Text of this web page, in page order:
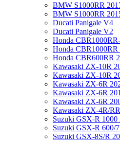
BMW S1000RR
BMW S1000RR
Ducati Panigale V4
Ducati Panigale V2
Honda
Honda CBR1000RR
Honda CBR600RR
Kawasaki ZX-10R
Kawasaki ZX-10R
Kawasaki ZX-6R
Kawasaki ZX-6R
Kawasaki ZX-6R
Kawasaki ZX-4R/
Suzuki GSX-R 1000
Suzuki GSX-R 600/
Suzuki GSX-8S/R